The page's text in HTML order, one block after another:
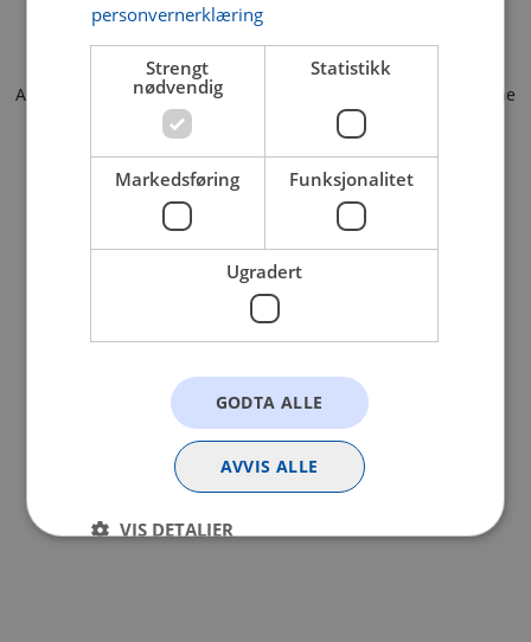
Application error: a client-side exception has occurred (see the
browser console for more information).
personvernerklæring
Strengt
nødvendig
Statistikk
Markedsføring Funksjonalitet
Ugradert
GODTA ALLE
AVVIS ALLE
VIS DETALJER